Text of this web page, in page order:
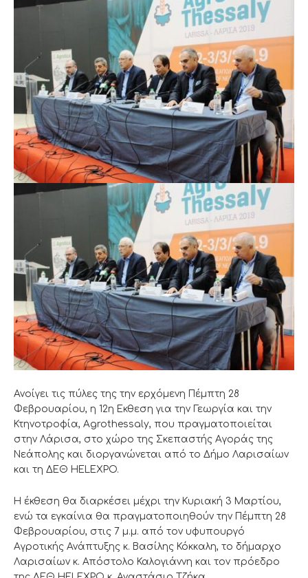
Ανοίγει τις πύλες της την ερχόμενη Πέμπτη 28
Φεβρουαρίου, η 12η Εκθεση για την Γεωργία και την
Κτηνοτροφία, Agrothessaly, που πραγματοποιείται
στην Λάρισα, στο χώρο της Σκεπαστής Αγοράς της
Νεάπολης και διοργανώνεται από το Δήμο Λαρισαίων
και τη ΔΕΘ ΗELEXPO.
Η έκθεση θα διαρκέσει μέχρι την Κυριακή 3 Μαρτίου,
ενώ τα εγκαίνια θα πραγματοποιηθούν την Πέμπτη 28
Φεβρουαρίου, στις 7 μ.μ. από τον υφυπουργό
Αγροτικής Ανάπτυξης κ. Βασίλης Κόκκαλη, το δήμαρχο
Λαρισαίων κ. Απόστολο Καλογιάννη και τον πρόεδρο